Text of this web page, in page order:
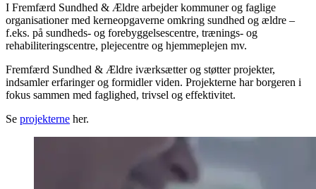
I Fremfærd Sundhed & Ældre arbejder kommuner og faglige
organisationer med kerneopgaverne omkring sundhed og ældre –
f.eks. på sundheds- og forebyggelsescentre, trænings- og
rehabiliterings­centre, plejecentre og hjemmeplejen mv.
Fremfærd Sundhed & Ældre iværksætter og støtter projekter,
indsamler erfaringer og formidler viden. Projekterne har borgeren i
fokus sammen med faglighed, trivsel og effektivitet.
Se projekterne her.